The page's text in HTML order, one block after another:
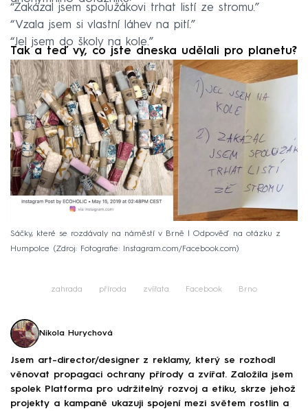
“Zakázal jsem spolužákovi trhat listí ze stromu.”
“Vzala jsem si vlastní láhev na pití.”
“Jel jsem do školy na kole.”
Tak a teď vy, co jste dneska udělali pro planetu?
Sáčky, které se rozdávaly na náměstí v Brně | Odpověď na otázku z
Humpolce
Zdroj: Fotografie: Instagram.com/Facebook.com
zahrada příroda zvířata Facebook Brno
Nikola Hurychová
Jsem art-director/designer z reklamy, který se rozhodl
věnovat propagaci ochrany přírody a zvířat. Založila jsem
spolek Platforma pro udržitelný rozvoj a etiku, skrze jehož
projekty a kampaně ukazuji spojení mezi světem rostlin a